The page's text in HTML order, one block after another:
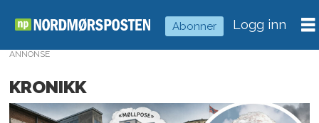
Abonner Logg inn
ANNONSE
KRONIKK